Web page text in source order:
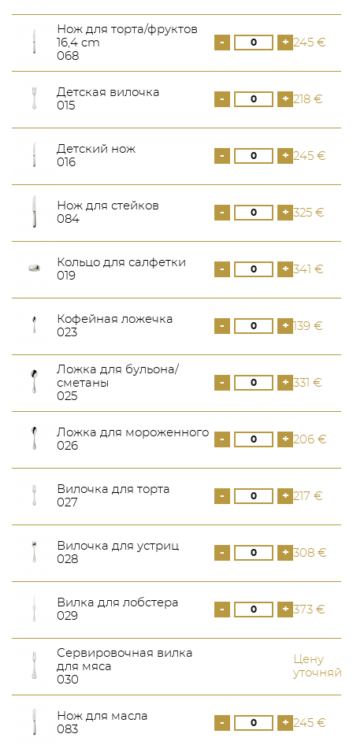
Нож для торта/фруктов
16,4 cm
068
- + 245 €
Детская вилочка
015
- + 218 €
Детский нож
016
- + 245 €
Нож для стейков
084
- + 325 €
Кольцо для салфетки
019
- + 341 €
Кофейная ложечка
023
- + 139 €
Ложка для бульона/
сметаны
025
- + 331 €
Ложка для мороженного
026
- + 206 €
Вилочка для торта
027
- + 217 €
Вилочка для устриц
028
- + 308 €
Вилка для лобстера
029
- + 373 €
Сервировочная вилка
для мяса
030
Цену
Нож для масла
083
- + 245 €